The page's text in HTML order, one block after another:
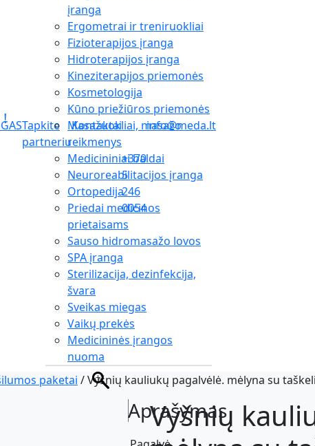
įranga
Ergometrai ir treniruokliai
Fizioterapijos įranga
Hidroterapijos įranga
Kineziterapijos priemonės
Kosmetologija
Kūno priežiūros priemonės
Masažuokliai, masažo
reikmenys
Medicininiai baldai
Neuroreabilitacijos įranga
Ortopedija
Priedai medicinos
prietaisams
Sauso hidromasažo lovos
SPA įranga
Sterilizacija, dezinfekcija,
švara
Sveikas miegas
Vaikų prekės
Medicininės įrangos
nuoma
Tapkite
partneriu
Kontaktai
+370
5
246
0054
info@meda.lt
paketai / Vyšnių kauliukų pagalvėlė. mėlyna su
Vyšnių
Aprašymas